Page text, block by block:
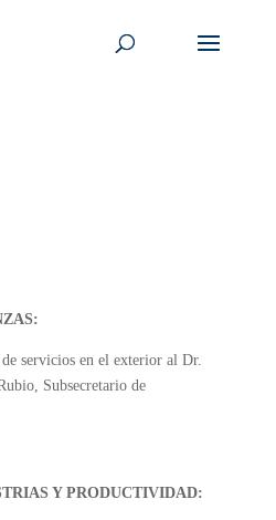
servicios en el exterior al Dr.
Subsecretario de
Y PRODUCTIVIDAD: